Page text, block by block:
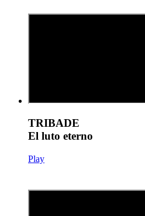
TRIBADE
El luto eterno
Play